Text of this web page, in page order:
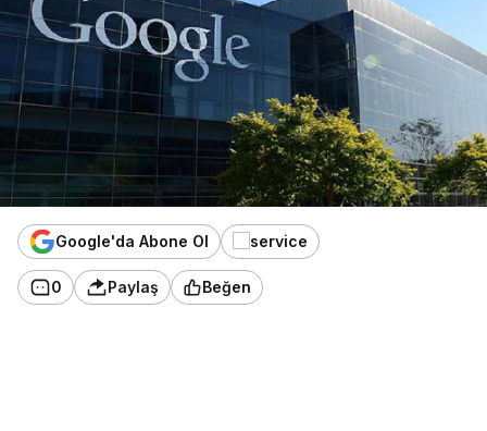
Google'da Abone Ol
0 Paylaş Beğen